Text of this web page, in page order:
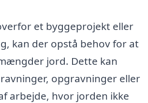
et byggeprojekt eller
kan der opstå behov for at
jord. Dette kan
opgravninger eller
arbejde, hvor jorden ikke